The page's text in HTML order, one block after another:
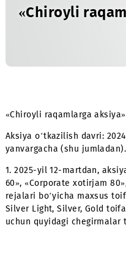
«Chiroyli
«Chiroyli raqamlarga
Aksiya o‘tkazilish davri:
yanvargacha (shu
1. 2025-yil 12-martdan,
60», «Corporate xotirjam
Silver Light, Silver,